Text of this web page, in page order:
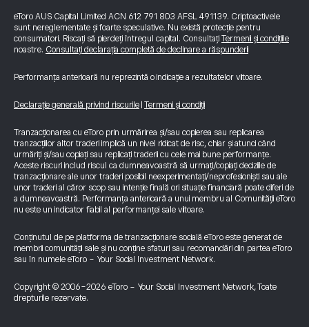
eToro AUS Capital Limited ACN 612 791 803 AFSL 491139. Criptoactivele
sunt nereglementate și foarte speculative. Nu există protecție pentru
consumatori. Riscați să pierdeți întregul capital. Consultați Termenii și condițiile
noastre. Consultați declarația completă de declinare a răspunderii
Performanța anterioară nu reprezintă o indicație a rezultatelor viitoare.
Declarație generală privind riscurile Termeni și condiții
Tranzacționarea cu eToro prin urmărirea și/sau copierea sau replicarea
tranzacțiilor altor traderi implică un nivel ridicat de risc, chiar și atunci când
urmăriți și/sau copiați sau replicați traderii cu cele mai bune performanțe.
Aceste riscuri includ riscul ca dumneavoastră să urmați/copiați deciziile de
tranzacționare ale unor traderi posibil neexperimentați/neprofesioniști sau ale
unor traderi al căror scop sau intenție finală ori situație financiară poate diferi de
a dumneavoastră. Performanța anterioară a unui membru al Comunității eToro
nu este un indicator fiabil al performanței sale viitoare.
Conținutul de pe platforma de tranzacționare socială eToro este generat de
membrii comunității sale și nu conține sfaturi sau recomandări din partea eToro
sau în numele eToro - Your Social Investment Network.
Copyright © 2006-2026 eToro - Your Social Investment Network, Toate
drepturile rezervate.